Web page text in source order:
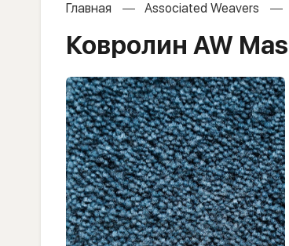
Главная Associated Weavers
Ковролин AW